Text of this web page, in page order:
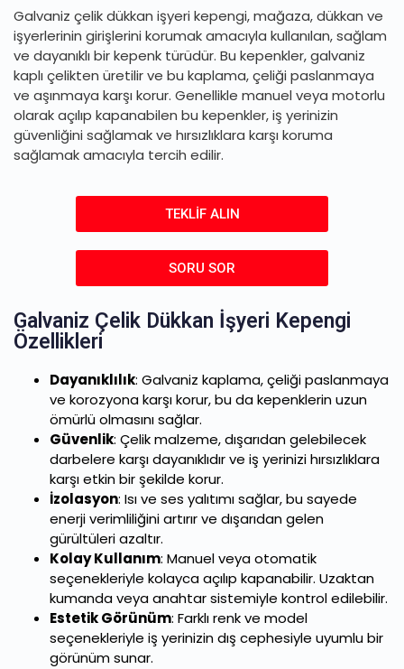
Galvaniz çelik dükkan işyeri kepengi, mağaza, dükkan ve
işyerlerinin girişlerini korumak amacıyla kullanılan, sağlam
ve dayanıklı bir kepenk türüdür. Bu kepenkler, galvaniz
kaplı çelikten üretilir ve bu kaplama, çeliği paslanmaya
ve aşınmaya karşı korur. Genellikle manuel veya motorlu
olarak açılıp kapanabilen bu kepenkler, iş yerinizin
güvenliğini sağlamak ve hırsızlıklara karşı koruma
sağlamak amacıyla tercih edilir.
TEKLİF ALIN
SORU SOR
Galvaniz Çelik Dükkan İşyeri Kepengi
Özellikleri
Dayanıklılık: Galvaniz kaplama, çeliği paslanmaya
ve korozyona karşı korur, bu da kepenklerin uzun
ömürlü olmasını sağlar.
Güvenlik: Çelik malzeme, dışarıdan gelebilecek
darbelere karşı dayanıklıdır ve iş yerinizi hırsızlıklara
karşı etkin bir şekilde korur.
İzolasyon: Isı ve ses yalıtımı sağlar, bu sayede
enerji verimliliğini artırır ve dışarıdan gelen
gürültüleri azaltır.
Kolay Kullanım: Manuel veya otomatik
seçenekleriyle kolayca açılıp kapanabilir. Uzaktan
kumanda veya anahtar sistemiyle kontrol edilebilir.
Estetik Görünüm: Farklı renk ve model
seçenekleriyle iş yerinizin dış cephesiyle uyumlu bir
görünüm sunar.